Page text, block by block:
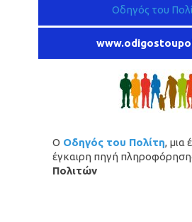
Οδηγός του
Ο Οδηγός του Πολίτη, μια
έγκαιρη πηγή
Πολιτών